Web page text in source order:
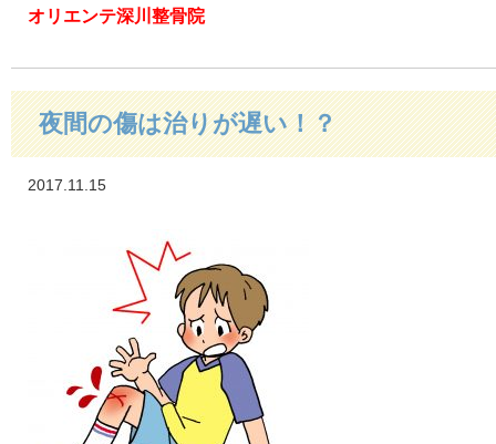
オリエンテ深川整骨院
夜間の傷は治りが遅い！？
2017.11.15